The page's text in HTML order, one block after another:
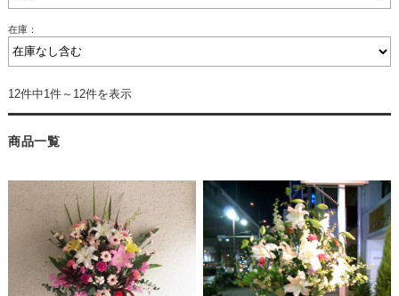
在庫：
12件中1件～12件を表示
商品一覧